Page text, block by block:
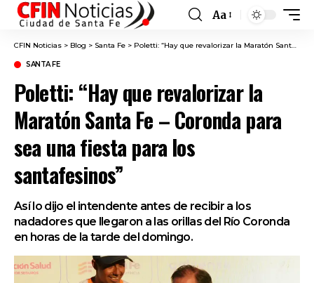
Font
Resizer
Aa
CFIN Noticias > Blog > Santa Fe > Poletti: “Hay que revalorizar la Maratón Santa Fe – Coronda para sea una fiesta para los santafesinos”
SANTA FE
Poletti: “Hay que revalorizar la
Maratón Santa Fe – Coronda para
sea una fiesta para los
santafesinos”
Así lo dijo el intendente antes de recibir a los
nadadores que llegaron a las orillas del Río Coronda
en horas de la tarde del domingo.